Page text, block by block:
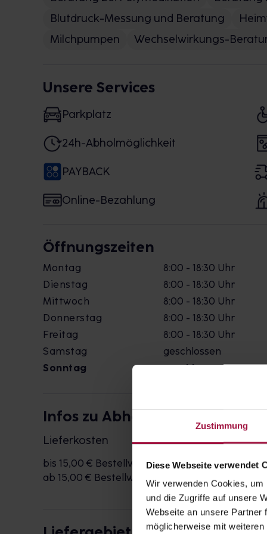
Zustimmung
Diese Webseite verwendet
Wir verwenden Cookies,
und die Zugriffe auf unsere
Webseite an unsere Partner
möglicherweise mit
Blutdruck-Messung und Beratung
Milchpumpen
Wechselwirkungs-
Unsere Services
Parkplatz
24h-Abholmöglichkeit
PAYBACK
Online-Bezahlung
Öffnungszeiten
Montag
8:00 - 18:30 Uhr
Dienstag
8:00 - 18:30 Uhr
Mittwoch
8:00 - 18:30 Uhr
Donnerstag
8:00 - 18:30 Uhr
Freitag
8:00 - 18:30 Uhr
Samstag
geschlossen
Sonntag
geschlossen
Infos zu Abholung &
Lieferkosten
bis 15,00 € Bestellwert
5,00 €
ab 15,00 € Bestellwert
kostenlos